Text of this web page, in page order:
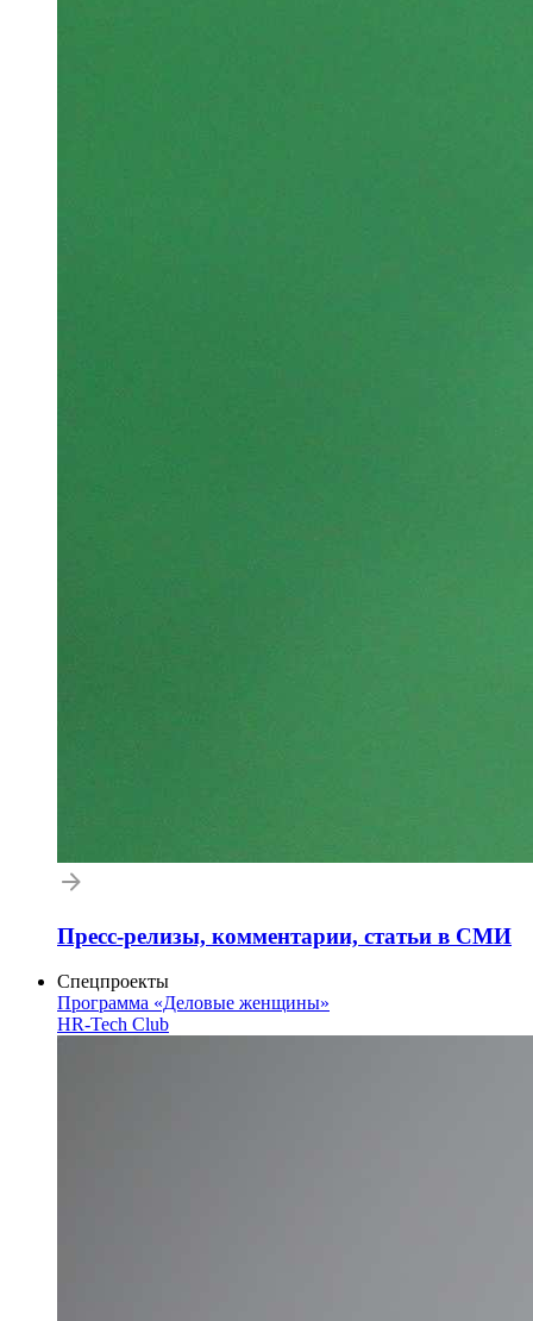
Пресс-релизы, комментарии, статьи в СМИ
Спецпроекты
Программа «Деловые женщины»
HR-Tech Club